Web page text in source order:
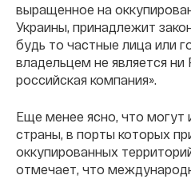
выращенное на
Украины, принадлежит
будь то частные лица или
владельцем не является ни
российская компания».
Еще менее ясно, что могут
страны, в порты которых
оккупированных
отмечает, что